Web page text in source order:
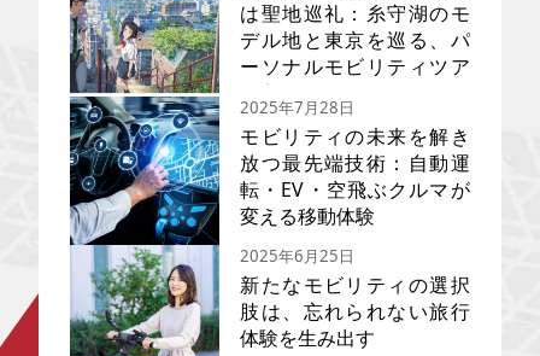
は聖地巡礼：糸守湖のモ
デル地と東京を巡る、パ
ーソナルモビリティツア
ー完全ガイド
映画『君の名は。』の聖地巡礼
完全ガイドです。新海誠監督が
は、国内外で記録的な大ヒット
を生みました。監督の初期傑作
『秒速5センチメートル』の実写
映画化が話題となる今、新海ワ
ールドへの注目度は最高潮で
2025年7月28日
モビリティの未来を解き
放つ最先端技術：自動運
転・EV・空飛ぶクルマが
変える移動体験
少子高齢化、気候変動対策、都
2025年6月25日
新たなモビリティの選択
肢は、忘れられない旅行
体験を生み出す